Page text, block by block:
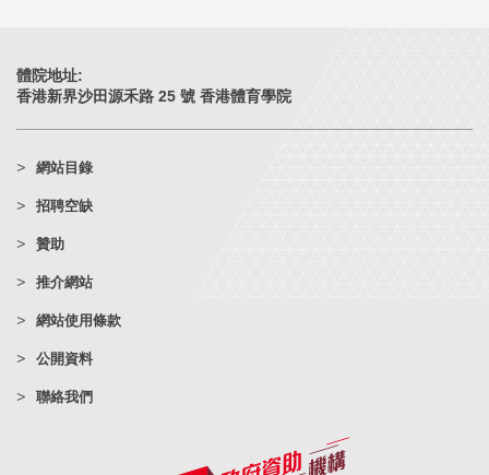
體院地址:
香港新界沙田源禾路 25 號 香港體育學院
網站目錄
招聘空缺
贊助
推介網站
網站使用條款
公開資料
聯絡我們